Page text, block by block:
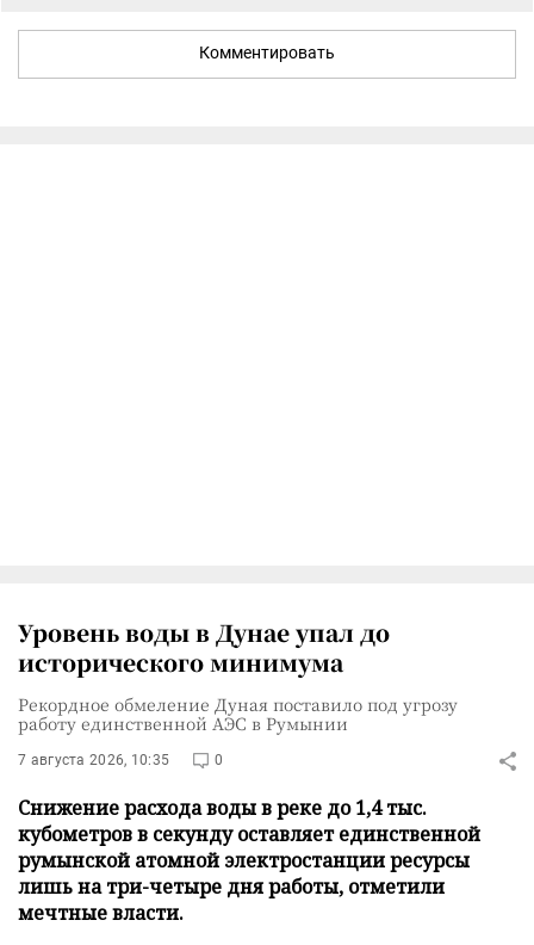
Комментировать
Уровень воды в Дунае упал до
исторического минимума
Рекордное обмеление Дуная поставило под угрозу
работу единственной АЭС в Румынии
7 августа 2026, 10:35 0
Снижение расхода воды в реке до 1,4 тыс.
кубометров в секунду оставляет единственной
румынской атомной электростанции ресурсы
лишь на три-четыре дня работы, отметили
мечтные власти.